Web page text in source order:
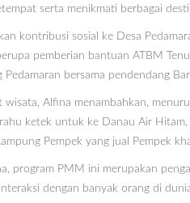
serta menikmati berbagai
kontribusi sosial ke Desa
pemberian bantuan ATBM
Pedamaran bersama pendendang
wisata, Alfina menambahkan,
ketek untuk ke Danau Air
Pempek yang jual Pempek
program PMM ini merupakan
dengan banyak orang di